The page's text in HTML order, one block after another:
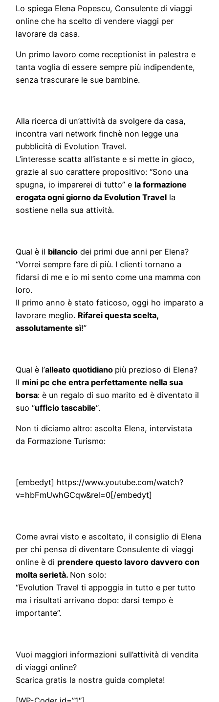
Lo spiega Elena Popescu, Consulente di viaggi
online che ha scelto di vendere viaggi per
lavorare da casa.
Un primo lavoro come receptionist in palestra e
tanta voglia di essere sempre più indipendente,
senza trascurare le sue bambine.
Alla ricerca di un’attività da svolgere da casa,
incontra vari network finchè non legge una
pubblicità di Evolution Travel.
L’interesse scatta all’istante e si mette in gioco,
grazie al suo carattere propositivo: “Sono una
spugna, io imparerei di tutto” e la formazione
erogata ogni giorno da Evolution Travel la
sostiene nella sua attività.
Qual è il bilancio dei primi due anni per Elena?
“Vorrei sempre fare di più. I clienti tornano a
fidarsi di me e io mi sento come una mamma con
loro.
Il primo anno è stato faticoso, oggi ho imparato a
lavorare meglio. Rifarei questa scelta,
assolutamente sì!”
Qual è l’alleato quotidiano più prezioso di Elena?
Il mini pc che entra perfettamente nella sua
borsa: è un regalo di suo marito ed è diventato il
suo “ufficio tascabile“.
Non ti diciamo altro: ascolta Elena, intervistata
da Formazione Turismo:
[embedyt] https://www.youtube.com/watch?
v=hbFmUwhGCqw&rel=0[/embedyt]
Come avrai visto e ascoltato, il consiglio di Elena
per chi pensa di diventare Consulente di viaggi
online è di prendere questo lavoro davvero con
molta serietà. Non solo:
“Evolution Travel ti appoggia in tutto e per tutto
ma i risultati arrivano dopo: darsi tempo è
importante”.
Vuoi maggiori informazioni sull’attività di vendita
di viaggi online?
Scarica gratis la nostra guida completa!